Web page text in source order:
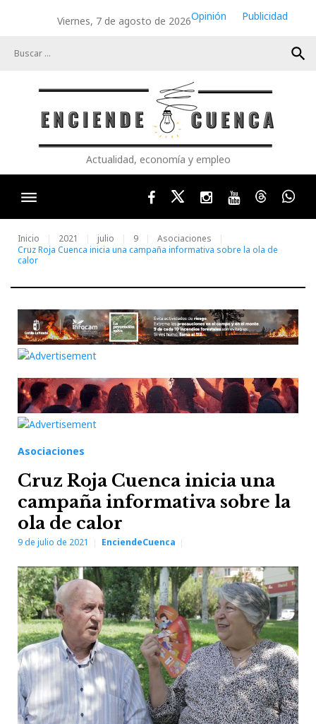
Viernes, 7 de agosto de 2026Opinión
Publicidad
search
Actualidad, economía y empleo
FacebookTwitterInstagram
YoutubeThreads
Inicio 2021 julio 9
Asociaciones
Cruz Roja Cuenca inicia una campaña informativa sobre la ola de
calor
Asociaciones
Cruz Roja Cuenca inicia una
campaña informativa sobre la
ola de calor
9 de julio de 2021 EnciendeCuenca